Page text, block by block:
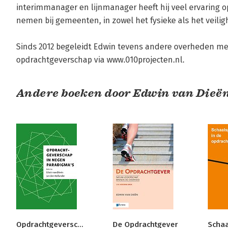
interimmanager en lijnmanager heeft hij veel ervaring
nemen bij gemeenten, in zowel het fysieke als het
Sinds 2012 begeleidt Edwin tevens andere overheden
opdrachtgeverschap via www.010projecten.nl.
Andere boeken door Edwin van
Opdrachtgeverschap De Opdrachtgever